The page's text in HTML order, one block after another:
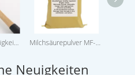
Weiche süße Süßigkeit Coated L-Malic Acid Encapsulated DL-Malic Säuerungsmittel Pulver als Säureregulator Milchsäurepulver MF-LP60 PH-Regulierung, Konservierungsmittel
Neuigkeiten